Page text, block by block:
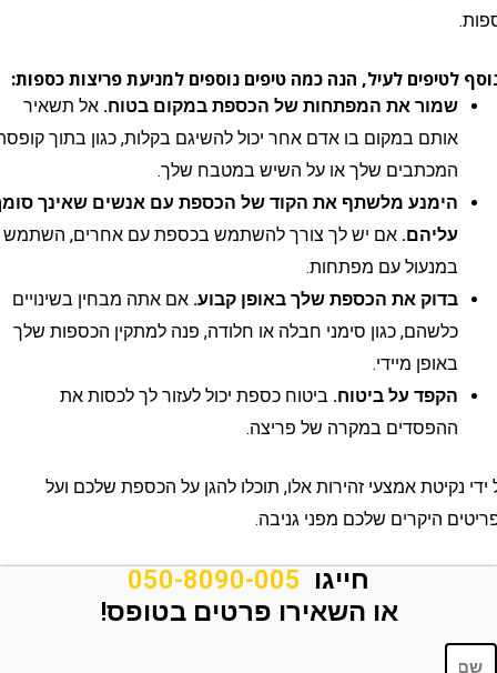
לעיל, הנה כמה טיפים נוספים למניעת פריצות כספות:
שמור את המפתחות של הכספת במקום בטוח.אל תשאיר
אותם במקום בו אדם אחר יכול להשיגם בקלות, כגון בתוך קופסת
המכתבים שלך או על השיש במטבח שלך.
הימנע מלשתף את הקוד של הכספת עם אנשים שאינך סומך
עליהם.אם יש לך צורך להשתמש בכספת עם אחרים, השתמש
במנעול עם מפתחות.
בדוק את הכספת שלך באופן קבוע.אם אתה מבחין בשינויים
כלשהם, כגון סימני חבלה או חלודה, פנה למתקין הכספות שלך
באופן מיידי.
הקפד על ביטוח.ביטוח כספת יכול לעזור לך לכסות את
ההפסדים במקרה של פריצה.
אמצעי זהירות אלו, תוכלו להגן על הכספת שלכם ועל
היקרים שלכם מפני גניבה.
חייגו050-8090-005
או השאירו פרטים בטופס!